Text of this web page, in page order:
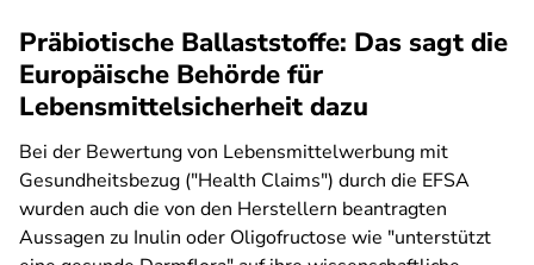
Präbiotische Ballaststoffe: Das sagt die
Europäische Behörde für
Lebensmittelsicherheit dazu
Bei der Bewertung von Lebensmittelwerbung mit
Gesundheitsbezug ("Health Claims") durch die EFSA
wurden auch die von den Herstellern beantragten
Aussagen zu Inulin oder Oligofructose wie "unterstützt